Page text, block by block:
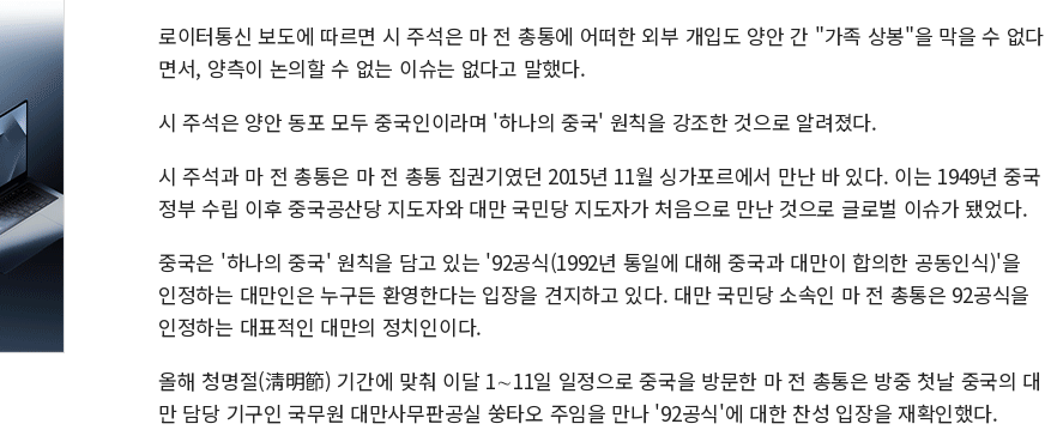
로이터통신 보도에 따르면 시 주석은 마 전 총통에 어떠한 외부 개입도 양안 간 "가족 상봉"을 막을 수 없다
면서, 양측이 논의할 수 없는 이슈는 없다고 말했다.
시 주석은 양안 동포 모두 중국인이라며 '하나의 중국' 원칙을 강조한 것으로 알려졌다.
시 주석과 마 전 총통은 마 전 총통 집권기였던 2015년 11월 싱가포르에서 만난 바 있다. 이는 1949년 중국
정부 수립 이후 중국공산당 지도자와 대만 국민당 지도자가 처음으로 만난 것으로 글로벌 이슈가 됐었다.
중국은 '하나의 중국' 원칙을 담고 있는 '92공식(1992년 통일에 대해 중국과 대만이 합의한 공동인식)'을
인정하는 대만인은 누구든 환영한다는 입장을 견지하고 있다. 대만 국민당 소속인 마 전 총통은 92공식을
인정하는 대표적인 대만의 정치인이다.
올해 청명절(淸明節) 기간에 맞춰 이달 1∼11일 일정으로 중국을 방문한 마 전 총통은 방중 첫날 중국의 대
만 담당 기구인 국무원 대만사무판공실 쑹타오 주임을 만나 '92공식'에 대한 찬성 입장을 재확인했다.